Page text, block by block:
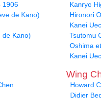
1906
de Kano)
de Kano)
Kanryo
Hironori
Kanei
Tsutomu
Oshima
Kanei
Wing
Howard
Didier